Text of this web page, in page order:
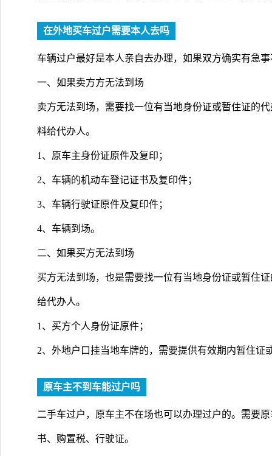
在外地买车过户需要本人去吗
车辆过户最好是本人亲自去办理，如果双方确实有急
一、如果卖方方无法到场
卖方无法到场，需要找一位有当地身份证或暂住证的
料给代办人。
1、原车主身份证原件及复印；
2、车辆的机动车登记证书及复印件；
3、车辆行驶证原件及复印件；
4、车辆到场。
二、如果买方无法到场
买方无法到场，也是需要找一位有当地身份证或暂住
给代办人。
1、买方个人身份证原件；
2、外地户口挂当地车牌的，需要提供有效期内暂住证
原车主不到车能过户吗
二手车过户，原车主不在场也可以办理过户的。需要
书、购置税、行驶证。